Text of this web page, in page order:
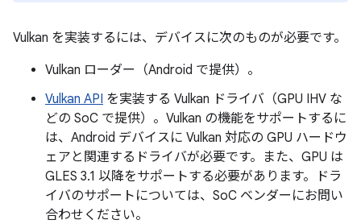
Vulkan を実装するには、デバイスに次のものが必要です。
Vulkan ローダー（Android で提供）。
Vulkan API を実装する Vulkan ドライバ（GPU IHV な
どの SoC で提供）。Vulkan の機能をサポートするに
は、Android デバイスに Vulkan 対応の GPU ハードウ
ェアと関連するドライバが必要です。また、GPU は
GLES 3.1 以降をサポートする必要があります。ドラ
イバのサポートについては、SoC ベンダーにお問い
合わせください。